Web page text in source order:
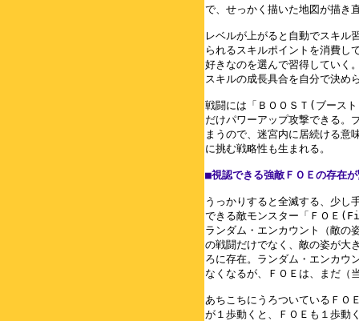
で、せっかく描いた地図が描き
レベルが上がると自動でスキル
られるスキルポイントを消費し
好きなのを選んで習得していく
スキルの成長具合を自分で決め
戦闘には「ＢＯＯＳＴ(ブース
だけパワーアップ攻撃できる。
まうので、迷宮内に居続ける意
に挑む戦略性も生まれる。
■視認できる強敵ＦＯＥの存在
うっかりすると全滅する、少し
できる敵モンスター「ＦＯＥ
ランダム・エンカウント（敵の
の戦闘だけでなく、敵の姿が大
ろに存在。ランダム・エンカウ
なくなるが、ＦＯＥは、まだ（
あちこちにうろついているＦＯ
が１歩動くと、ＦＯＥも１歩動